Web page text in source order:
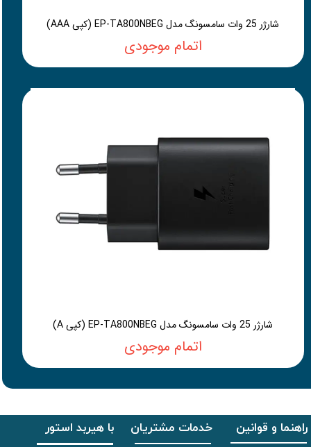
شارژر 25 وات سامسونگ مدل EP-TA800NBEG (کپی AAA)
اتمام موجودی
شارژر 25 وات سامسونگ مدل EP-TA800NBEG (کپی A)
اتمام موجودی
راهنما و قوانین خدمات مشتریان با هیربد استور